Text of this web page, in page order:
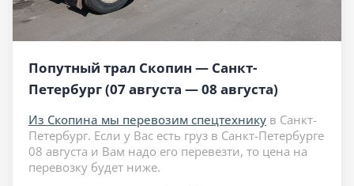
Попутный трал Скопин — Санкт-
Петербург (07 августа — 08 августа)
Из Скопина мы перевозим спецтехнику в Санкт-
Петербург. Если у Вас есть груз в Санкт-Петербурге
08 августа и Вам надо его перевезти, то цена на
перевозку будет ниже.